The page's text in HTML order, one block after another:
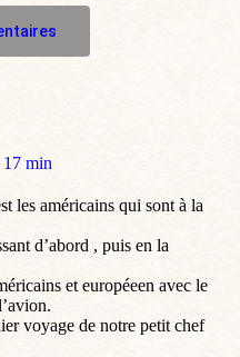
17 min
les américains qui sont à la
d’abord , puis en la
et européeen avec le
voyage de notre petit chef